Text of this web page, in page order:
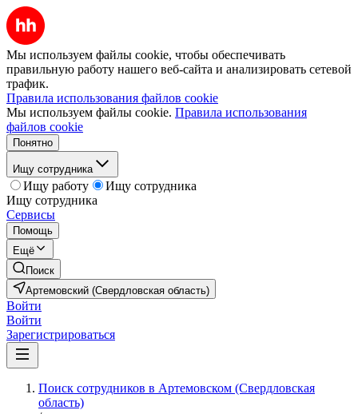
Мы используем файлы cookie, чтобы обеспечивать
правильную работу нашего веб-сайта и анализировать сетевой
трафик.
Правила использования файлов cookie
Мы используем файлы cookie. Правила использования
файлов cookie
Понятно
Ищу сотрудника
Ищу работу
Ищу сотрудника
Ищу сотрудника
Сервисы
Помощь
Ещё
Поиск
Артемовский (Свердловская область)
Войти
Войти
Зарегистрироваться
Поиск сотрудников в Артемовском (Свердловская
область)